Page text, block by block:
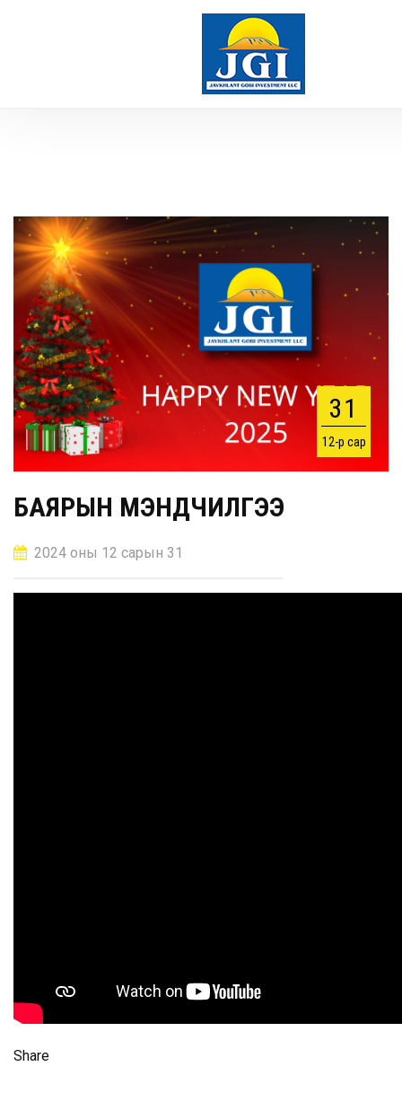
31
12-р сар
БАЯРЫН МЭНДЧИЛГЭЭ
2024 оны 12 сарын 31
Share